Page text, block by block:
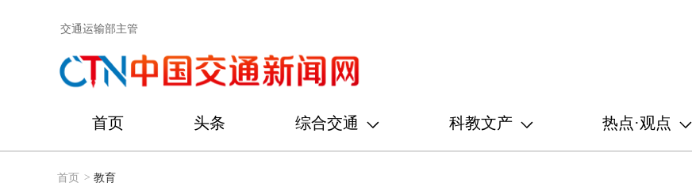
交通运输部主管
首页 头条 综合交通 科教文产 热点·观点
首页 > 教育